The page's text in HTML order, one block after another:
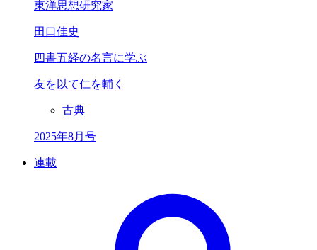
東洋思想研究家
田口佳史
四書五経の名言に学ぶ
友を以て仁を輔く
古典
2025年8月号
連載